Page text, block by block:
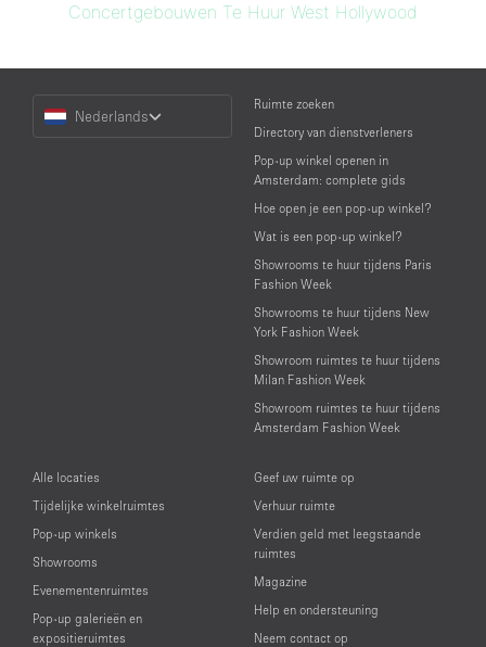
Concertgebouwen Te Huur West Hollywood
Language
Nederlands
Ruimte zoeken
Directory van dienstverleners
Pop-up winkel openen in
Amsterdam: complete gids
Hoe open je een pop-up winkel?
Wat is een pop-up winkel?
Showrooms te huur tijdens Paris
Fashion Week
Showrooms te huur tijdens New
York Fashion Week
Showroom ruimtes te huur tijdens
Milan Fashion Week
Showroom ruimtes te huur tijdens
Amsterdam Fashion Week
Alle locaties
Tijdelijke winkelruimtes
Pop-up winkels
Showrooms
Evenementenruimtes
Pop-up galerieën en
expositieruimtes
Geef uw ruimte op
Verhuur ruimte
Verdien geld met leegstaande
ruimtes
Magazine
Help en ondersteuning
Neem contact op